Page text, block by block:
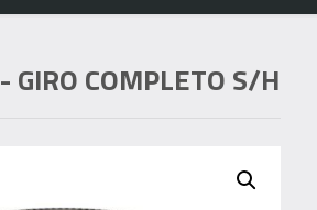
- GIRO COMPLETO S/H